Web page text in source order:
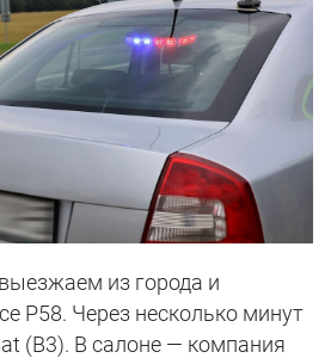
из города и
Р58. Через несколько минут
(B3). В салоне — компания